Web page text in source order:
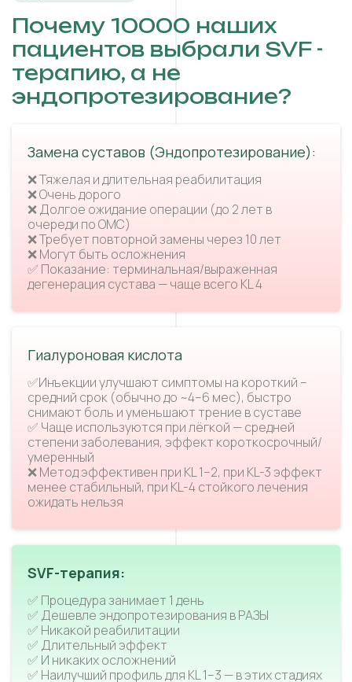
Почему 10000 наших
пациентов выбрали SVF -
терапию, а не
эндопротезирование?
Замена суставов (Эндопротезирование):
❌ Тяжелая и длительная реабилитация
❌ Очень дорого
❌ Долгое ожидание операции (до 2 лет в
очереди по ОМС)
❌ Требует повторной замены через 10 лет
❌ Могут быть осложнения
✅ Показание: терминальная/выраженная
дегенерация сустава — чаще всего KL 4
Гиалуроновая кислота
✅Инъекции улучшают симптомы на короткий –
средний срок (обычно до ~4–6 мес), быстро
снимают боль и уменьшают трение в суставе
✅ Чаще используются при лёгкой — средней
степени заболевания, эффект короткосрочный/
умеренный
❌ Метод эффективен при KL 1–2, при KL-3 эффект
менее стабильный, при KL-4 стойкого лечения
ожидать нельзя
SVF-терапия:
✅ Процедура занимает 1 день
✅ Дешевле эндопротезирования в РАЗЫ
✅ Никакой реабилитации
✅ Длительный эффект
✅ И никаких осложнений
✅ Наилучший профиль для KL 1–3 — в этих стадиях